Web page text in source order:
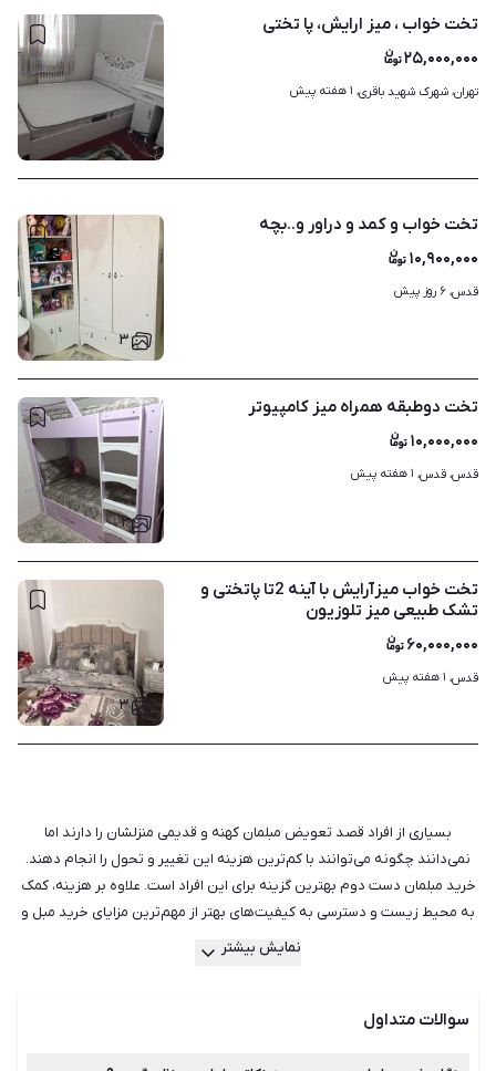
۴
تخت خواب ، میز ارایش، پا تختی
۲۵,۰۰۰,۰۰۰
تهران، شهرک شهید باقری، ۱ هفته پیش
۳
تخت خواب و کمد و دراور و..بچه
۱۰,۹۰۰,۰۰۰
قدس، ۶ روز پیش
۲
تخت دوطبقه همراه میز کامپیوتر
۱۰,۰۰۰,۰۰۰
قدس، قدس، ۱ هفته پیش
۳
تخت خواب میزآرایش با آینه 2تا پاتختی و
تشک طبیعی میز تلوزیون
۶۰,۰۰۰,۰۰۰
قدس، ۱ هفته پیش
بسیاری از افراد قصد تعویض مبلمان کهنه و قدیمی منزلشان را دارند اما
نمی‌دانند چگونه می‌توانند با کم‌ترین هزینه این تغییر و تحول را انجام دهند.
خرید مبلمان دست دوم بهترین گزینه برای این افراد است. علاوه بر هزینه، کمک
به محیط زیست و دسترسی به کیفیت‌های بهتر از مهم‌ترین مزایای خرید مبل و
لوازم چوبی دست دوم است. البته باید دقت کنید که برای خرید مبلمان دست
به رویه مبل دقت کنید تا پستی و بلندی نداشته باشد. در انتخاب جنس پارچه
نمایش بیشتر
سوالات متداول